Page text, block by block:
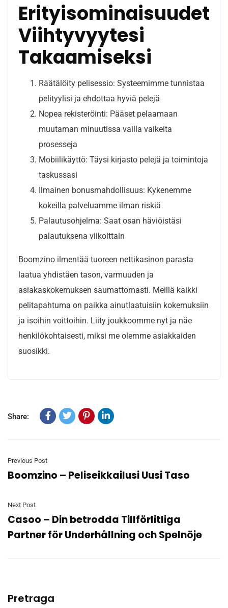
Erityisominaisuudet
Viihtyvyytesi
Takaamiseksi
Räätälöity pelisessio: Systeemimme tunnistaa
pelityylisi ja ehdottaa hyviä pelejä
Nopea rekisteröinti: Pääset pelaamaan
muutaman minuutissa vailla vaikeita
prosesseja
Mobiilikäyttö: Täysi kirjasto pelejä ja toimintoja
taskussasi
Ilmainen bonusmahdollisuus: Kykenemme
kokeilla palveluamme ilman riskiä
Palautusohjelma: Saat osan häviöistäsi
palautuksena viikoittain
Boomzino ilmentää tuoreen nettikasinon parasta
laatua yhdistäen tason, varmuuden ja
asiakaskokemuksen saumattomasti. Meillä kaikki
pelitapahtuma on paikka ainutlaatuisiin kokemuksiin
ja isoihin voittoihin. Liity joukkoomme nyt ja näe
henkilökohtaisesti, miksi me olemme asiakkaiden
suosikki.
Share:
Previous Post
Boomzino – Peliseikkailusi Uusi Taso
Next Post
Casoo – Din betrodda Tillförlitliga
Partner för Underhållning och Spelnöje
Pretraga